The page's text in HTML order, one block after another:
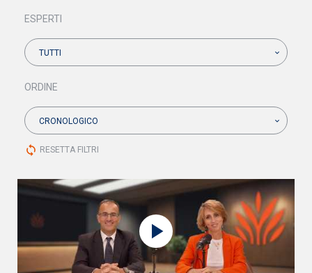
ESPERTI
TUTTI
ORDINE
CRONOLOGICO
sync RESETTA FILTRI